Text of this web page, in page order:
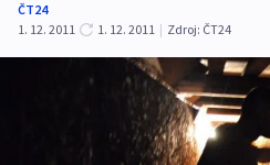
ČT24
1. 12. 2011
1. 12. 2011 | Zdroj: ČT24